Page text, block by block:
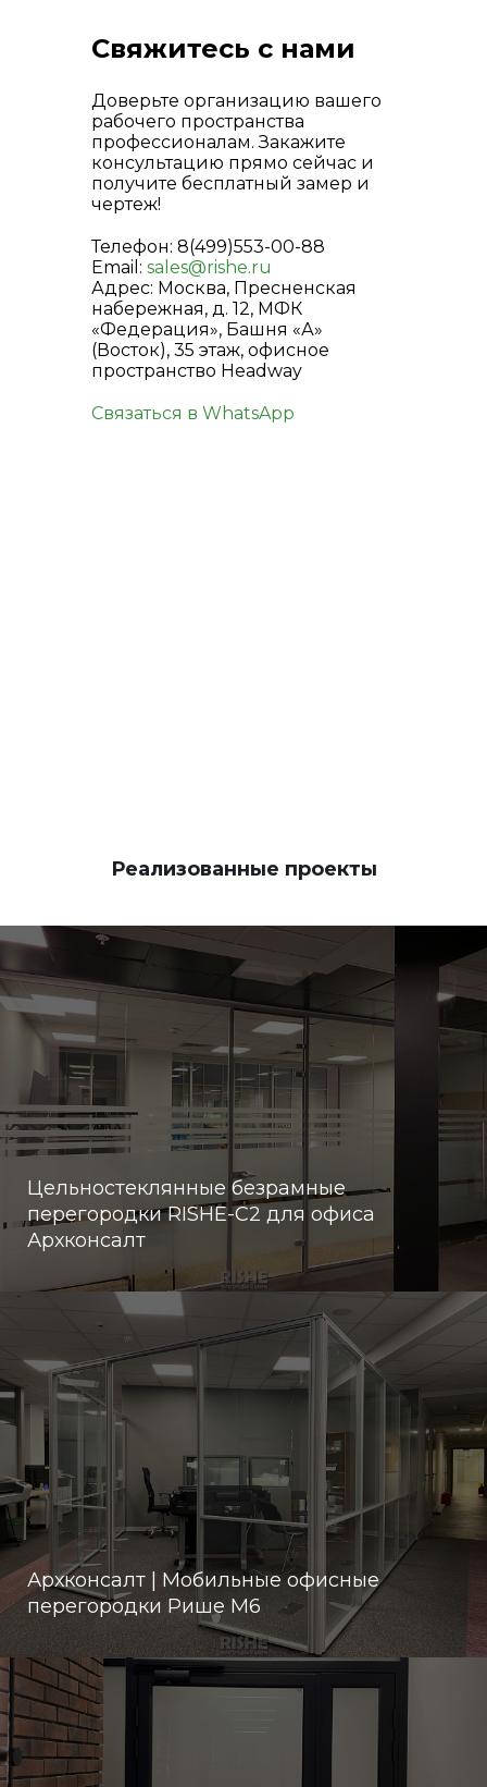
Доверьте организацию вашего
рабочего пространства
профессионалам. Закажите
консультацию прямо сейчас и
получите бесплатный замер и
чертеж!
Телефон: 8(499)553-00-88
Email: sales@rishe.ru
Адрес: Москва, Пресненская
набережная, д. 12, МФК
«Федерация», Башня «А»
(Восток), 35 этаж, офисное
пространство Headway
Связаться в WhatsApp
Свяжитесь с нами
Реализованные проекты
Цельностеклянные безрамные
перегородки RISHE-С2 для офиса
Архконсалт
Архконсалт | Мобильные офисные
перегородки Рише М6